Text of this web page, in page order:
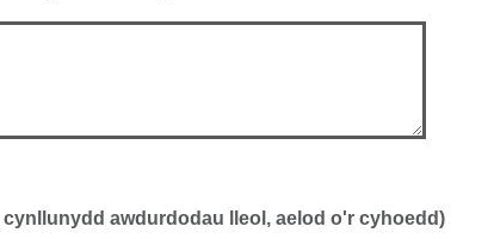
awdurdodau lleol, aelod o'r cyhoedd)